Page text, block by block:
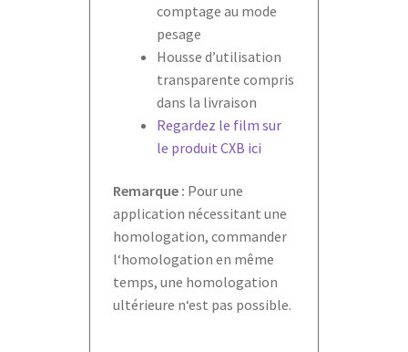
comptage au mode
pesage
Housse d’utilisation
transparente compris
dans la livraison
Regardez le film sur
le produit CXB ici
Remarque : Pour une
application nécessitant une
homologation, commander
l‘homologation en même
temps, une homologation
ultérieure n‘est pas possible.